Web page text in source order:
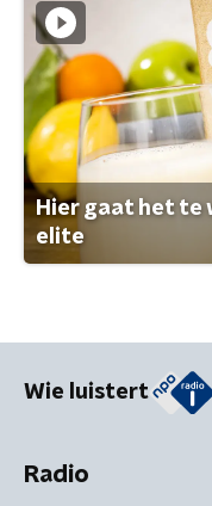
Hier gaat het te
elite
Wie luistert
Radio